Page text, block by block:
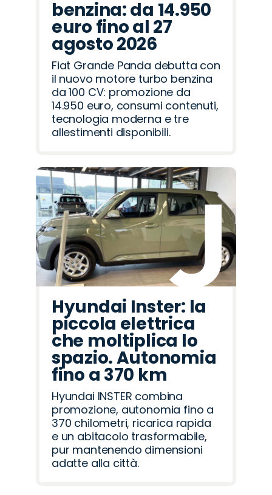
benzina: da 14.950
euro fino al 27
agosto 2026
Fiat Grande Panda debutta con
il nuovo motore turbo benzina
da 100 CV: promozione da
14.950 euro, consumi contenuti,
tecnologia moderna e tre
allestimenti disponibili.
Hyundai Inster: la
piccola elettrica
che moltiplica lo
spazio. Autonomia
fino a 370 km
Hyundai INSTER combina
promozione, autonomia fino a
370 chilometri, ricarica rapida
e un abitacolo trasformabile,
pur mantenendo dimensioni
adatte alla città.